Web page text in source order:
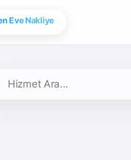
Eve Nakliye